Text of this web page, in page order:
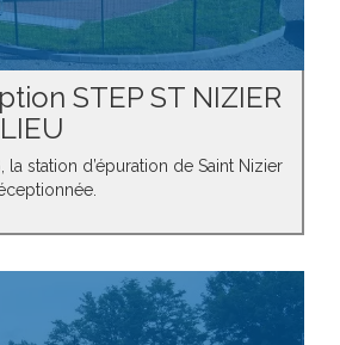
STEP ST NIZIER
la station d’épuration de Saint Nizier